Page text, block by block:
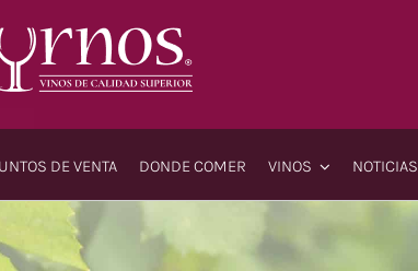
DE VENTA DONDE COMER VINOS
Nuevo Mundo
NOTICIAS